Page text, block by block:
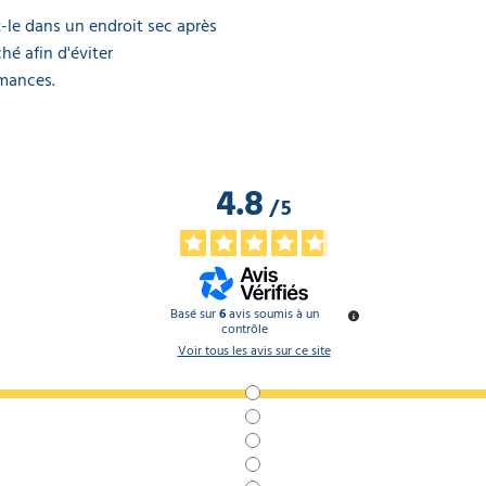
dans un endroit sec après
afin d'éviter
4.8/5
Basé sur6avis soumis à un
contrôle
Voir tous les avis sur ce site